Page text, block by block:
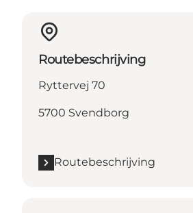
Routebeschrijving
Ryttervej 70
5700 Svendborg
Routebeschrijving